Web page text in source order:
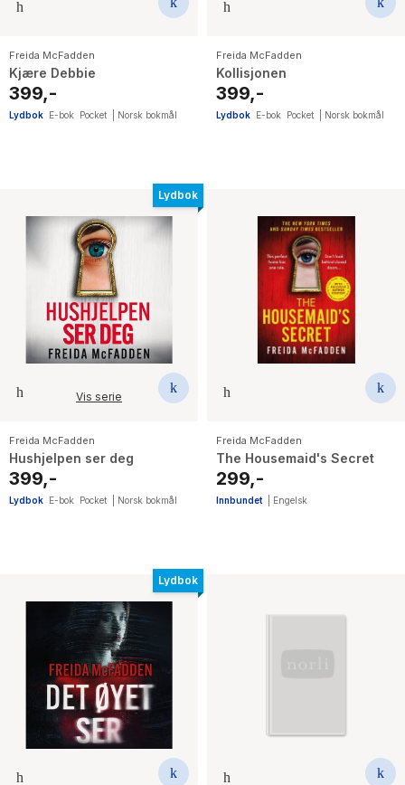
Freida McFadden
Kjære Debbie
399,-
Lydbok E-bok Pocket Norsk bokmål
Freida McFadden
Kollisjonen
399,-
Lydbok E-bok Pocket Norsk bokmål
Lydbok
Vis serie
Freida McFadden
Hushjelpen ser deg
399,-
Lydbok E-bok Pocket Norsk bokmål
Freida McFadden
The Housemaid's Secret
299,-
Innbundet Engelsk
Lydbok